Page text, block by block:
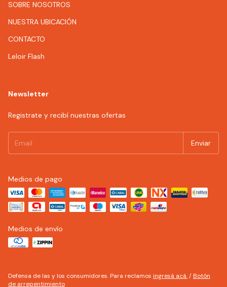
SOBRE NOSOTROS
NUESTRA UBICACIÓN
CONTACTO
Leloir Flash
Newsletter
Registrate y recibí nuestras ofertas
Medios de pago
Medios de envío
Defensa de las y los consumidores. Para reclamos ingresá acá./ Botón
de arrepentimiento